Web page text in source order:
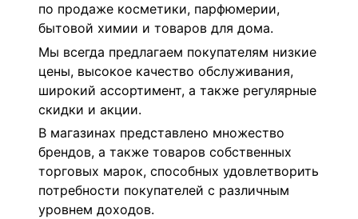
по продаже косметики, парфюмерии,
бытовой химии и товаров для дома.
Мы всегда предлагаем покупателям низкие
цены, высокое качество обслуживания,
широкий ассортимент, а также регулярные
скидки и акции.
В магазинах представлено множество
брендов, а также товаров собственных
торговых марок, способных удовлетворить
потребности покупателей с различным
уровнем доходов.